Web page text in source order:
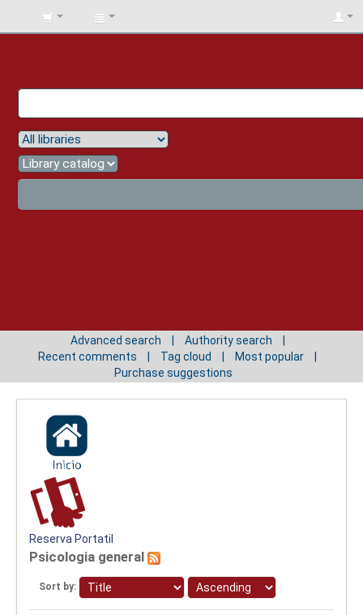
BIBLIOTECA
Advanced search
Authority search
Recent comments
Tag cloud
Most popular
Purchase suggestions
Reserva Portatil
Psicologia general
Sort by: